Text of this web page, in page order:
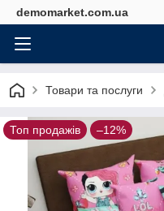
demomarket.com.ua
Товари та послуги
Топ продажів –12%